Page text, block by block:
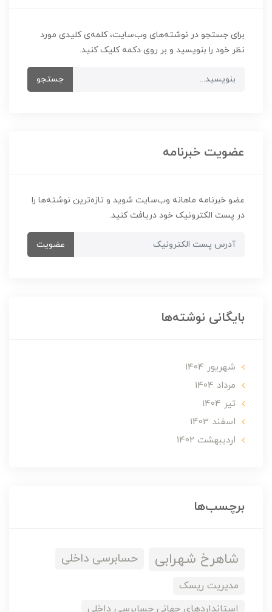
برای جستجو در نوشته‌های وب‌سایت، کلمه‌ی کلیدی مورد
نظر خود را بنویسید و بر روی دکمه کلیک کنید.
جستجو
عضویت خبرنامه
عضو خبرنامه ماهانه وب‌سایت شوید و تازه‌ترین نوشته‌ها را
در پست الکترونیک خود دریافت کنید.
عضویت
بایگانی نوشته‌ها
شهریور 1404
مرداد 1404
تير 1404
اسفند 1403
ارديبهشت 1402
برچسب‌ها
شاهرخ شهرابی حسابرسی داخلی
مدیریت ریسک
استانداردهای جهانی حسابرسی داخلی